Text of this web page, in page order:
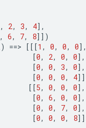
, 2, 3, 4] ,
, 6, 7, 8]] )
) ==> [[[1 , 0, 0, 0] ,
[0, 2, 0, 0] ,
[0, 0, 3, 0] ,
[0, 0, 0, 4]]
[[5, 0, 0, 0] ,
[0, 6, 0, 0] ,
[0, 0, 7, 0] ,
[0, 0, 0, 8